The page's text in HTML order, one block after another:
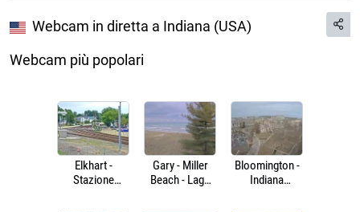
Webcam in diretta a Indiana (USA)
Webcam più popolari
Elkhart -
Stazione
Gary - Miller
Beach - Lago
Bloomington -
Indiana